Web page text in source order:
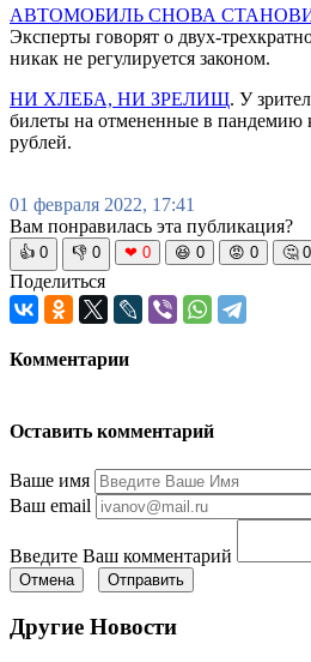
АВТОМОБИЛЬ СНОВА
Эксперты говорят о двух-
никак не регулируется законом.
НИ ХЛЕБА, НИ ЗРЕЛИЩ. У
билеты на отмененные в пандемию
рублей.
01 февраля 2022, 17:41
Вам понравилась эта публикация?
👍 0 👎 0 ❤ 0 😆 0 😡 0 🤔 0
Поделиться
Комментарии
Оставить комментарий
Ваше имя
Ваш email
Введите Ваш комментарий
Отмена Отправить
Другие Новости